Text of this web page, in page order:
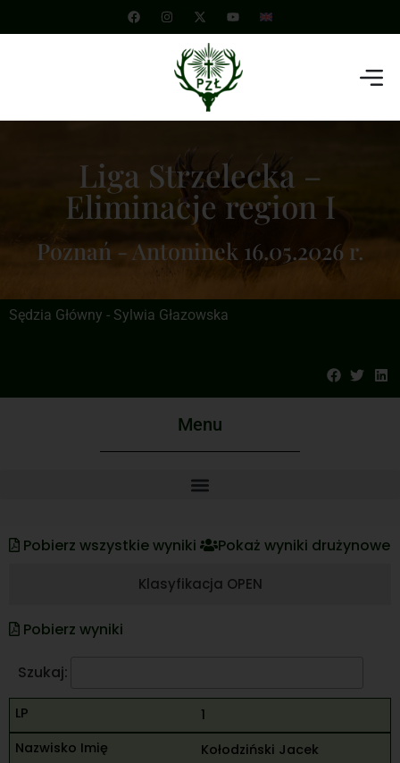
Liga Strzelecka –
Eliminacje region I
Poznań - Antoninek 16.05.2026 r.
Sędzia Główny - Sylwia Głazowska
Menu
Pobierz wszystkie wyniki Pokaż wyniki drużynowe
Klasyfikacja OPEN
Pobierz wyniki
Szukaj:
1
Kołodziński Jacek